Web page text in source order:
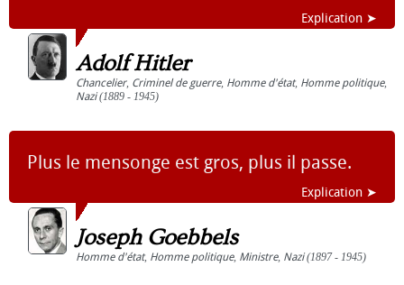
Explication ➤
Adolf Hitler
Chancelier, Criminel de guerre, Homme d'état, Homme politique,
Nazi(1889 - 1945)
Plus le mensonge est gros, plus il passe.
Explication ➤
Joseph Goebbels
Homme d'état, Homme politique, Ministre, Nazi(1897 - 1945)